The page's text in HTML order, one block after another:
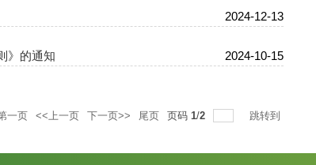
2024-12-13
》的通知 2024-10-15
一页 <<上一页 下一页>> 尾页 页码 1/2 跳转到